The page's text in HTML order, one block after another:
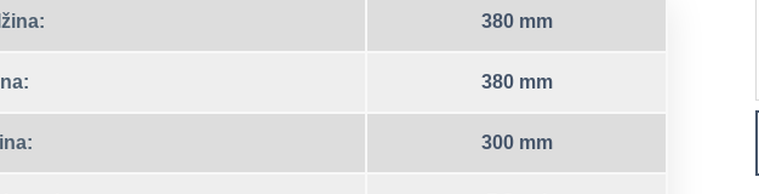
380 mm
380 mm
300 mm